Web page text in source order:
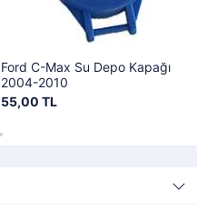
Ford C-Max Su Depo Kapağı
2004-2010
55,00 TL